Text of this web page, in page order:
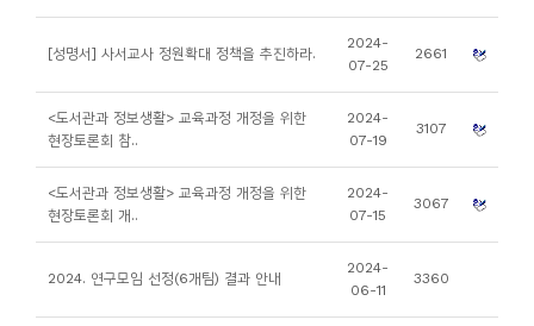
[성명서] 사서교사 정원확대 정책을 추진하라.
2024-
07-25
2661
<도서관과 정보생활> 교육과정 개정을 위한
현장토론회 참..
2024-
07-19
3107
<도서관과 정보생활> 교육과정 개정을 위한
현장토론회 개..
2024-
07-15
3067
2024. 연구모임 선정(6개팀) 결과 안내
2024-
06-11
3360
아
자
실